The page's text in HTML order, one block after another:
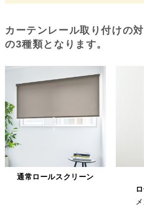
カーテンレール取り付けの
の3種類となります。
通常ロールスクリーン